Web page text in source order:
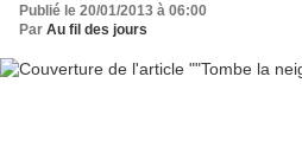
Publié le 20/01/2013 à 06:00
Par Au fil des jours